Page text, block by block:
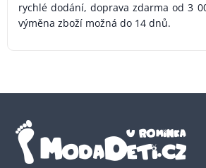
rychlé dodání, doprava zdarma od 3
výměna zboží možná do 14 dnů.